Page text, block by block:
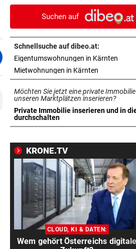
vor Salzburg-Match
BELASTUNG STEIGT IN NÖ vor
300 Tage im Jahr lassen
Allergiker niesen
FIFA UND INFANTINO
Gegenschlag, Wirbel um WM
und neue Vorwürfe
VOR KÜSTE OMANS
Straße von Hormuz
URTEIL GEFALLEN vor 2
Altacher Kies-Krieg: Gericht
Franz Kopf recht
EXPERTEN WARNEN vor
Hitze gefährdet Gewässer
heimische Fischwelt
Suchen auf
Schnellsuche auf dibeo.at:
Eigentumswohnungen in Kärnten
Mietwohnungen in Kärnten
Möchten Sie jetzt eine private
unseren Marktplätzen inserieren?
Private Immobilie inserieren und in
durchschalten
in neuem Tab öffnen
KRONE.TV
CLOUD, KI & DATEN:
Wem gehört Österreichs digitale